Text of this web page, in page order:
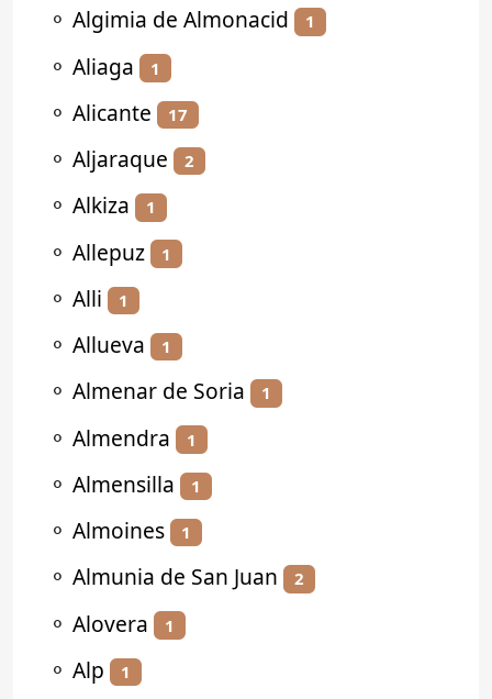
⚬ Algimia de Almonacid 1
⚬ Aliaga 1
⚬ Alicante 17
⚬ Aljaraque 2
⚬ Alkiza 1
⚬ Allepuz 1
⚬ Alli 1
⚬ Allueva 1
⚬ Almenar de Soria 1
⚬ Almendra 1
⚬ Almensilla 1
⚬ Almoines 1
⚬ Almunia de San Juan 2
⚬ Alovera 1
⚬ Alp 1